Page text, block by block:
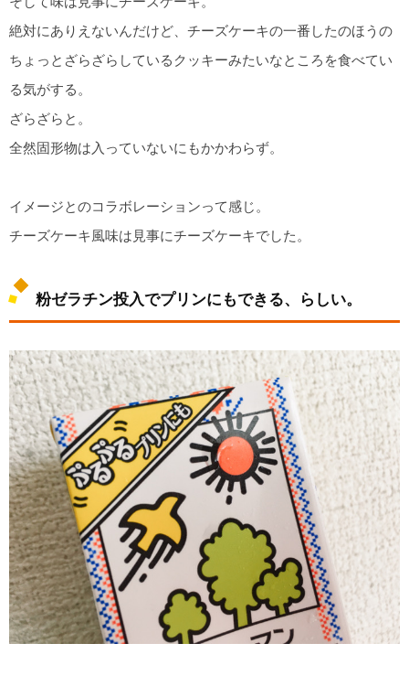
絶対にありえないんだけど、チーズケーキの一番したのほうの
ちょっとざらざらしているクッキーみたいなところを食べてい
る気がする。
ざらざらと。
全然固形物は入っていないにもかかわらず。
イメージとのコラボレーションって感じ。
チーズケーキ風味は見事にチーズケーキでした。
粉ゼラチン投入でプリンにもできる、らしい。